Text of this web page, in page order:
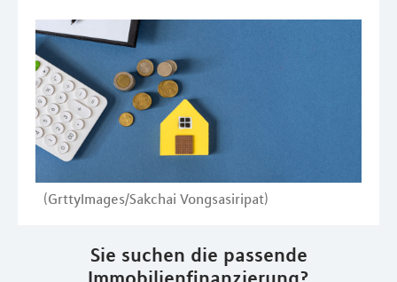
(GrttyImages/Sakchai Vongsasiripat)
Sie suchen die passende